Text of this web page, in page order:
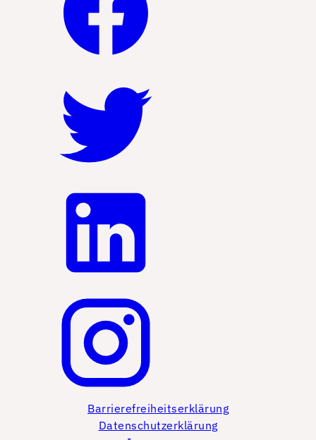
Barrierefreiheitserklärung
Datenschutzerklärung